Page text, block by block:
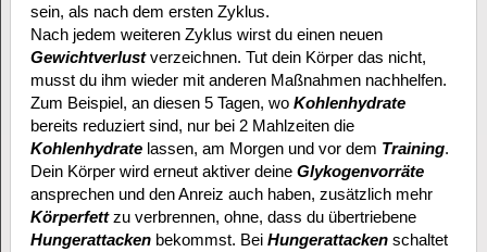
sein, als nach dem ersten Zyklus.
Nach jedem weiteren Zyklus wirst du einen neuen
Gewichtverlustverzeichnen. Tut dein Körper das nicht,
musst du ihm wieder mit anderen Maßnahmen nachhelfen.
Zum Beispiel, an diesen 5 Tagen, wo Kohlenhydrate
bereits reduziert sind, nur bei 2 Mahlzeiten die
Kohlenhydratelassen, am Morgen und vor dem Training.
Dein Körper wird erneut aktiver deine Glykogenvorräte
ansprechen und den Anreiz auch haben, zusätzlich mehr
Körperfettzu verbrennen, ohne, dass du übertriebene
Hungerattackenbekommst. Bei Hungerattackenschaltet